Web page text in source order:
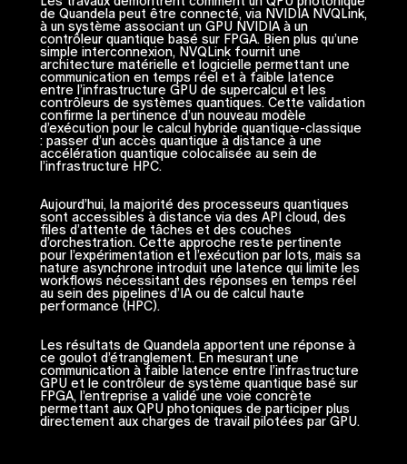
de Quandela peut être connecté, via NVIDIA NVQLink,
à un système associant un GPU NVIDIA à un
contrôleur quantique basé sur FPGA. Bien plus qu’une
simple interconnexion, NVQLink fournit une
architecture matérielle et logicielle permettant une
communication en temps réel et à faible latence
entre l’infrastructure GPU de supercalcul et les
contrôleurs de systèmes quantiques. Cette validation
confirme la pertinence d’un nouveau modèle
d’exécution pour le calcul hybride quantique-classique
: passer d’un accès quantique à distance à une
accélération quantique colocalisée au sein de
l’infrastructure HPC.
Aujourd’hui, la majorité des processeurs quantiques
sont accessibles à distance via des API cloud, des
files d’attente de tâches et des couches
d’orchestration. Cette approche reste pertinente
pour l’expérimentation et l’exécution par lots, mais sa
nature asynchrone introduit une latence qui limite les
workflows nécessitant des réponses en temps réel
au sein des pipelines d’IA ou de calcul haute
performance (HPC).
Les résultats de Quandela apportent une réponse à
ce goulot d’étranglement. En mesurant une
communication à faible latence entre l’infrastructure
GPU et le contrôleur de système quantique basé sur
FPGA, l’entreprise a validé une voie concrète
permettant aux QPU photoniques de participer plus
directement aux charges de travail pilotées par GPU.